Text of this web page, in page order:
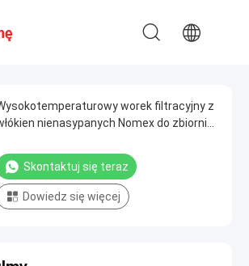
worek filtracyjny z
nienasypanych Nomex do zbiornika
Skontaktuj się teraz
Dowiedz się więcej